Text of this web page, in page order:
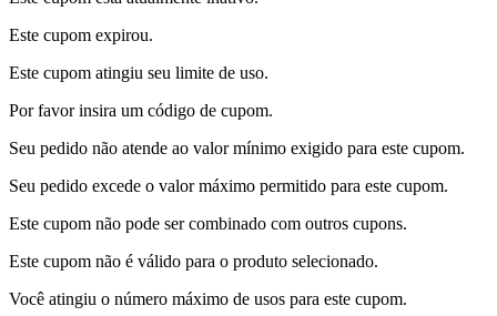
Este cupom expirou.
Este cupom atingiu seu limite de uso.
Por favor insira um código de cupom.
Seu pedido não atende ao valor mínimo exigido para este cupom.
Seu pedido excede o valor máximo permitido para este cupom.
Este cupom não pode ser combinado com outros cupons.
Este cupom não é válido para o produto selecionado.
Você atingiu o número máximo de usos para este cupom.